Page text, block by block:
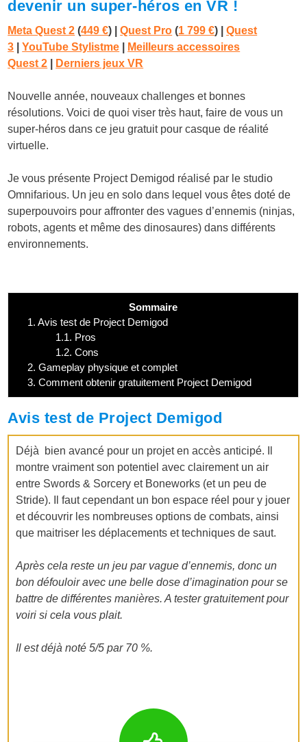
devenir un super-héros en VR !
Meta Quest 2 (449 €) |Quest Pro (1 799 €) |Quest
3
YouTube Stylistme
Meilleurs accessoires
Quest 2
Derniers jeux VR
Nouvelle année, nouveaux challenges et bonnes
résolutions. Voici de quoi viser très haut, faire de vous un
super-héros dans ce jeu gratuit pour casque de réalité
virtuelle.
Je vous présente Project Demigod réalisé par le studio
Omnifarious. Un jeu en solo dans lequel vous êtes doté de
superpouvoirs pour affronter des vagues d’ennemis (ninjas,
robots, agents et même des dinosaures) dans différents
environnements.
Sommaire
1. Avis test de Project Demigod
1.1. Pros
1.2. Cons
2. Gameplay physique et complet
3. Comment obtenir gratuitement Project Demigod
Avis test de Project Demigod
Déjà bien avancé pour un projet en accès anticipé. Il
montre vraiment son potentiel avec clairement un air
entre Swords & Sorcery et Boneworks (et un peu de
Stride). Il faut cependant un bon espace réel pour y jouer
et découvrir les nombreuses options de combats, ainsi
que maitriser les déplacements et techniques de saut.
Après cela reste un jeu par vague d’ennemis, donc un
bon défouloir avec une belle dose d’imagination pour se
battre de différentes manières. A tester gratuitement pour
voiri si cela vous plait.
Il est déjà noté 5/5 par 70 %.